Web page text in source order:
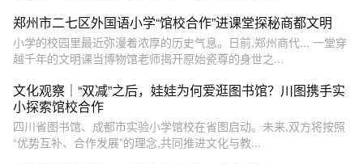
郑州市二七区外国语小学“馆校合作”进课堂探秘商都文明
小学的校园里最近弥漫着浓厚的历史气息。日前,郑州商代... 一堂穿
越千年的文明课当博物馆老师揭开原始瓷尊的身世之...
文化观察｜“双减”之后，娃娃为何爱逛图书馆？川图携手实
小探索馆校合作
四川省图书馆、成都市实验小学馆校在省图启动。未来,双方将按照
“优势互补、合作发展”的理念,共同推进文化与教...